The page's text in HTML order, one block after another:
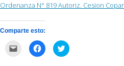
Ordenanza N° 819 Autoriz. Cesion
Comparte esto:
Haz
clic
Haz
clic